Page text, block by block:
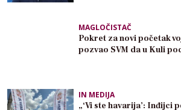
MAGLOČISTAČ
Pokret za novi početak
pozvao SVM da u Kuli
IN MEDIJA
„‘Vi ste havarija’: Inđijci